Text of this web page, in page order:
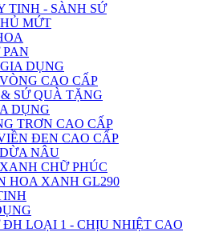
TINH - SÀNH SỨ
MỨT
DỤNG
CAO CẤP
SỨ QUÀ TẶNG
DỤNG
TRƠN CAO CẤP
ĐEN CAO CẤP
NÂU
CHỮ PHÚC
HOA XANH GL290
LOẠI 1 - CHỊU NHIỆT CAO